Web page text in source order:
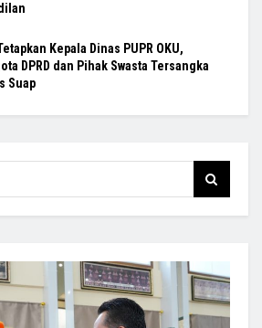
Kepala Dinas PUPR OKU,
DPRD dan Pihak Swasta Tersangka
Suap